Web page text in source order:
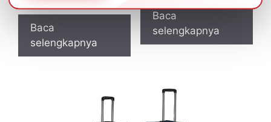
Baca
selengkapnya
Baca
selengkapnya